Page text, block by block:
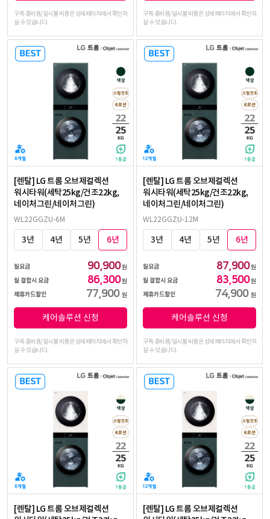
구독 총비용/일시불 비용은 상세페이지에서 확인하
실 수 있습니다.
구독 총비용/일시불 비용은 상세페이지에서 확인하
실 수 있습니다.
[렌탈] LG 트롬 오브제컬렉션
워시타워(세탁25kg/건조22kg,
네이처그린/네이처그린)
WL22GGZU-6M
3년 4년 5년 6년
월요금 90,900원
월 결합시 요금
86,300원
제휴카드할인
77,900 원
케어솔루션 신청
구독 총비용/일시불 비용은 상세페이지에서 확인하
실 수 있습니다.
[렌탈] LG 트롬 오브제컬렉션
워시타워(세탁25kg/건조22kg,
네이처그린/네이처그린)
WL22GGZU-12M
3년 4년 5년 6년
월요금 87,900원
월 결합시 요금
83,500원
제휴카드할인
74,900 원
케어솔루션 신청
구독 총비용/일시불 비용은 상세페이지에서 확인하
실 수 있습니다.
[렌탈] LG 트롬 오브제컬렉션
[렌탈] LG 트롬 오브제컬렉션